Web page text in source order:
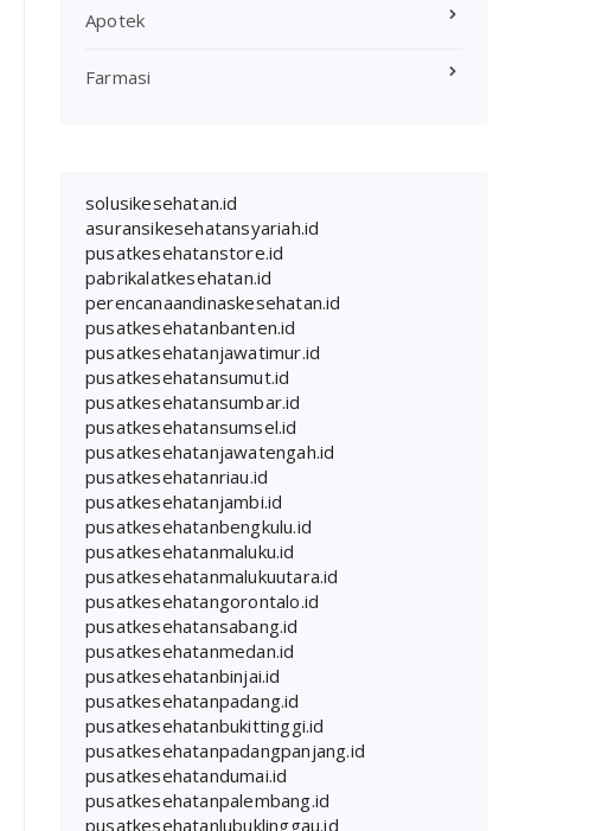
Apotek
Farmasi
solusikesehatan.id
asuransikesehatansyariah.id
pusatkesehatanstore.id
pabrikalatkesehatan.id
perencanaandinaskesehatan.id
pusatkesehatanbanten.id
pusatkesehatanjawatimur.id
pusatkesehatansumut.id
pusatkesehatansumbar.id
pusatkesehatansumsel.id
pusatkesehatanjawatengah.id
pusatkesehatanriau.id
pusatkesehatanjambi.id
pusatkesehatanbengkulu.id
pusatkesehatanmaluku.id
pusatkesehatanmalukuutara.id
pusatkesehatangorontalo.id
pusatkesehatansabang.id
pusatkesehatanmedan.id
pusatkesehatanbinjai.id
pusatkesehatanpadang.id
pusatkesehatanbukittinggi.id
pusatkesehatanpadangpanjang.id
pusatkesehatandumai.id
pusatkesehatanpalembang.id
pusatkesehatanlubuklinggau.id